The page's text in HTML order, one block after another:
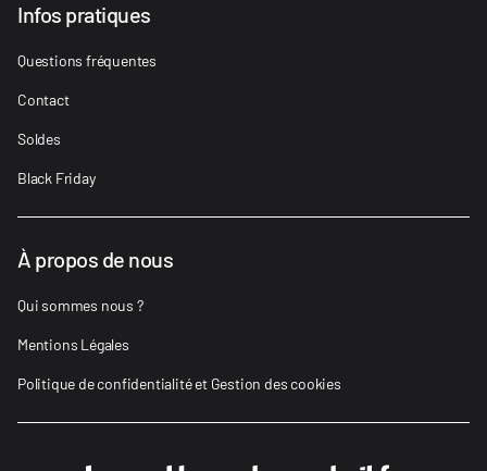
Infos pratiques
Questions fréquentes
Contact
Soldes
Black Friday
À propos de nous
Qui sommes nous ?
Mentions Légales
Politique de confidentialité et Gestion des cookies